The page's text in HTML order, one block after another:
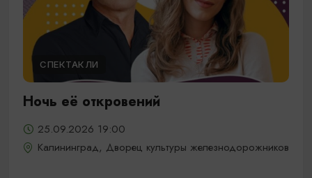
СПЕКТАКЛИ
Ночь её откровений
25.09.2026 19:00
Калининград, Дворец культуры железнодорожников